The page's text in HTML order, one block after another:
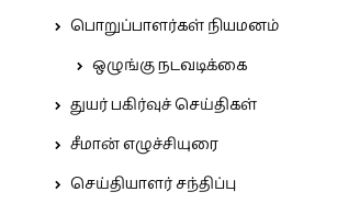
பொறுப்பாளர்கள் நியமனம்
ஒழுங்கு நடவடிக்கை
துயர் பகிர்வுச் செய்திகள்
சீமான் எழுச்சியுரை
செய்தியாளர் சந்திப்பு